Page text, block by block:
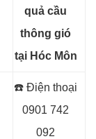
quả cầu
thông gió
tại Hóc Môn
☎️ Điện thoại
0901 742
092